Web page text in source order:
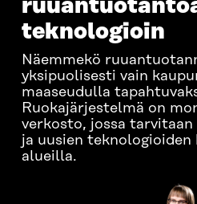
teknologioin
Näemmekö
yksipuolisesti vain
maaseudulla
Ruokajärjestelmä on
verkosto, jossa tarvitaan
ja uusien
alueilla.